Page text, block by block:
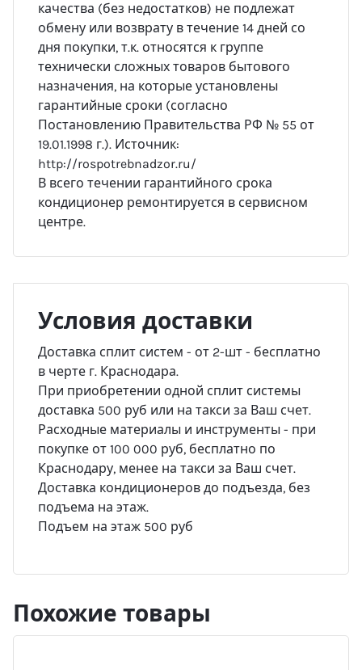
качества (без недостатков) не подлежат
обмену или возврату в течение 14 дней со
дня покупки, т.к. относятся к группе
технически сложных товаров бытового
назначения, на которые установлены
гарантийные сроки (согласно
Постановлению Правительства РФ № 55 от
19.01.1998 г.). Источник:
http://rospotrebnadzor.ru/
В всего течении гарантийного срока
кондиционер ремонтируется в сервисном
центре.
Условия доставки
Доставка сплит систем - от 2-шт - бесплатно
в черте г. Краснодара.
При приобретении одной сплит системы
доставка 500 руб или на такси за Ваш счет.
Расходные материалы и инструменты - при
покупке от 100 000 руб, бесплатно по
Краснодару, менее на такси за Ваш счет.
Доставка кондиционеров до подъезда, без
подъема на этаж.
Подъем на этаж 500 руб
Похожие товары